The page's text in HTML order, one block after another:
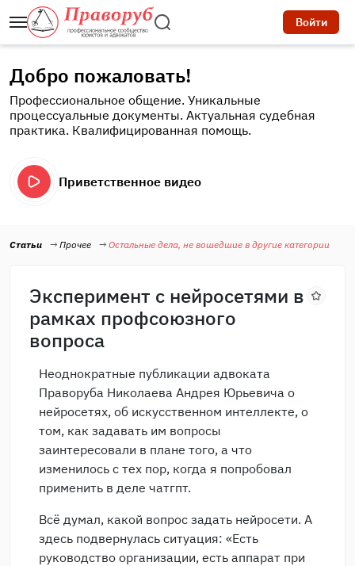
Войти
Добро пожаловать!
Профессиональное общение. Уникальные
процессуальные документы. Актуальная судебная
практика. Квалифицированная помощь.
Приветственное видео
Статьи Прочее Остальные дела, не вошедшие в другие категории
Эксперимент с нейросетями в
рамках профсоюзного
вопроса
Неоднократные публикации адвоката
Праворуба Николаева Андрея Юрьевича о
нейросетях, об искусственном интеллекте, о
том, как задавать им вопросы
заинтересовали в плане того, а что
изменилось с тех пор, когда я попробовал
применить в деле чатгпт.
Всё думал, какой вопрос задать нейросети. А
здесь подвернулась ситуация: «Есть
руководство организации, есть аппарат при